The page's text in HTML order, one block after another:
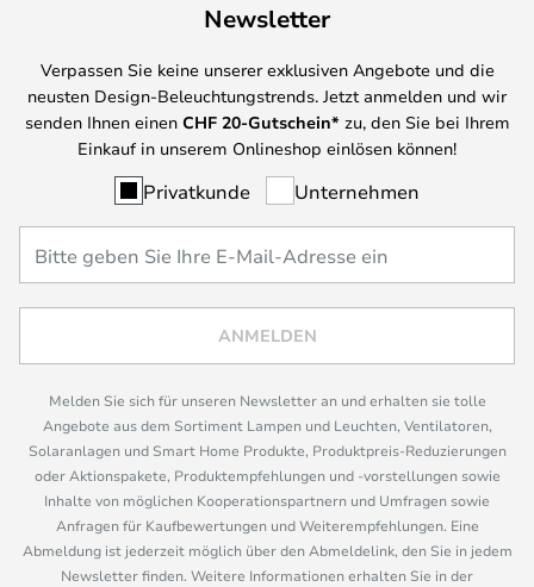
Newsletter
Verpassen Sie keine unserer exklusiven Angebote und die
neusten Design-Beleuchtungstrends. Jetzt anmelden und wir
senden Ihnen einen CHF 20-Gutschein* zu, den Sie bei Ihrem
Einkauf in unserem Onlineshop einlösen können!
Privatkunde Unternehmen
ANMELDEN
Melden Sie sich für unseren Newsletter an und erhalten sie tolle
Angebote aus dem Sortiment Lampen und Leuchten, Ventilatoren,
Solaranlagen und Smart Home Produkte, Produktpreis-Reduzierungen
oder Aktionspakete, Produktempfehlungen und -vorstellungen sowie
Inhalte von möglichen Kooperationspartnern und Umfragen sowie
Anfragen für Kaufbewertungen und Weiterempfehlungen. Eine
Abmeldung ist jederzeit möglich über den Abmeldelink, den Sie in jedem
Newsletter finden. Weitere Informationen erhalten Sie in der